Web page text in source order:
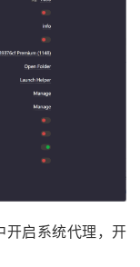
开启系统代理，开